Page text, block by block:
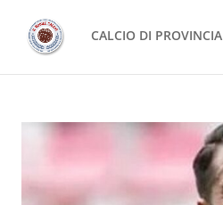
CALCIO DI PROVINCIA